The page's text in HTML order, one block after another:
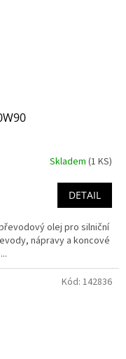
Skladem (1 KS)
DETAIL
olej pro silniční
nápravy a koncové
Kód: 142836